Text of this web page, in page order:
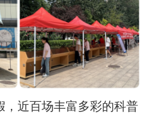
，近百场丰富多彩的科普